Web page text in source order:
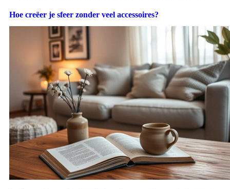
Hoe creëer je sfeer zonder veel accessoires?